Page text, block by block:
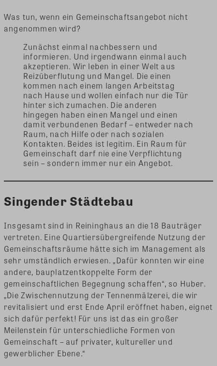
Was tun, wenn ein Gemeinschaftsangebot nicht
angenommen wird?
Zunächst einmal nachbessern und
informieren. Und irgendwann einmal auch
akzeptieren. Wir leben in einer Welt aus
Reizüberflutung und Mangel. Die einen
kommen nach einem langen Arbeitstag
nach Hause und wollen einfach nur die Tür
hinter sich zumachen. Die anderen
hingegen haben einen Mangel und einen
damit verbundenen Bedarf – entweder nach
Raum, nach Hilfe oder nach sozialen
Kontakten. Beides ist legitim. Ein Raum für
Gemeinschaft darf nie eine Verpflichtung
sein – sondern immer nur ein Angebot.
Singender Städtebau
Insgesamt sind in Reininghaus an die 18 Bauträger
vertreten. Eine Quartiersübergreifende Nutzung der
Gemeinschaftsräume hätte sich im Management als
sehr umständlich erwiesen. „Dafür konnten wir eine
andere, bauplatzentkoppelte Form der
gemeinschaftlichen Begegnung schaffen“, so Huber.
„Die Zwischennutzung der Tennenmälzerei, die wir
revitalisiert und erst Ende April eröffnet haben, eignet
sich dafür perfekt! Für uns ist das ein großer
Meilenstein für unterschiedliche Formen von
Gemeinschaft – auf privater, kultureller und
gewerblicher Ebene.“